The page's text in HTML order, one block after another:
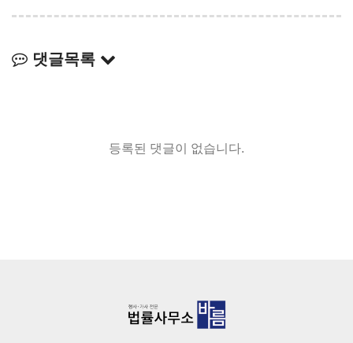
댓글목록
등록된 댓글이 없습니다.